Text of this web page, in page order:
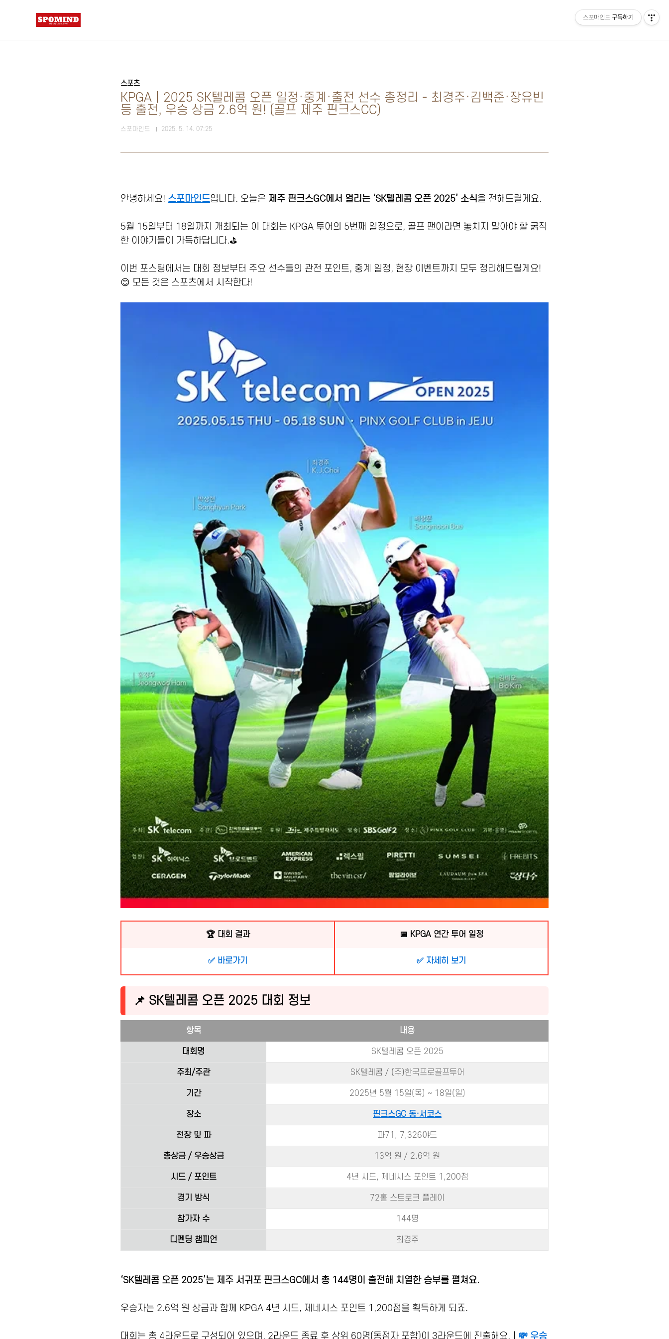
홈
스포츠
KPGA｜2025 SK텔레콤 오픈 일정·중계·출전 선수 총정리 - 최경주·김백준·장유빈
등 출전, 우승 상금 2.6억 원! (골프 제주 핀크스CC)
스포마인드 2025. 5. 14. 07:25
안녕하세요! 스포마인드입니다. 오늘은 제주 핀크스GC에서 열리는 ‘SK텔레콤 오픈 2025’ 소식을 전해드릴게요.
5월 15일부터 18일까지 개최되는 이 대회는 KPGA 투어의 5번째 일정으로, 골프 팬이라면 놓치지 말아야 할 굵직
한 이야기들이 가득하답니다.⛳
이번 포스팅에서는 대회 정보부터 주요 선수들의 관전 포인트, 중계 일정, 현장 이벤트까지 모두 정리해드릴게요!
😊 모든 것은 스포츠에서 시작한다!
🏆 대회 결과 📅 KPGA 연간 투어 일정
✅ 바로가기 ✅ 자세히 보기
📌 SK텔레콤 오픈 2025 대회 정보
항목 내용
대회명 SK텔레콤 오픈 2025
주최/주관 SK텔레콤 / (주)한국프로골프투어
기간 2025년 5월 15일(목) ~ 18일(일)
장소 핀크스GC 동·서코스
전장 및 파 파71, 7,326야드
총상금 / 우승상금 13억 원 / 2.6억 원
시드 / 포인트 4년 시드, 제네시스 포인트 1,200점
경기 방식 72홀 스트로크 플레이
참가자 수 144명
디펜딩 챔피언 최경주
‘SK텔레콤 오픈 2025’는 제주 서귀포 핀크스GC에서 총 144명이 출전해 치열한 승부를 펼쳐요.
우승자는 2.6억 원 상금과 함께 KPGA 4년 시드, 제네시스 포인트 1,200점을 획득하게 되죠.
대회는 총 4라운드로 구성되어 있으며, 2라운드 종료 후 상위 60명(동점자 포함)이 3라운드에 진출해요.｜ 💸 우승
스포마인드 구독하기